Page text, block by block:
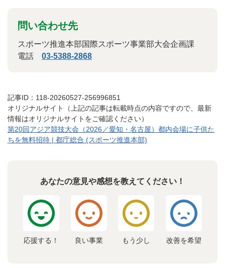
問い合わせ先
スポーツ推進本部国際スポーツ事業部大会企画課
電話 03-5388-2868
記事ID：118-20260527-256996851
オリジナルサイト（上記の記事は転載時点の内容ですので、最新
情報はオリジナルサイトをご確認ください）
第20回アジア競技大会（2026／愛知・名古屋）都内会場に子供た
ちを無料招待 | 都庁総合 (スポーツ推進本部)
あなたの意見や感想を教えてください！
応援する！ 良い事業 もう少し 改善を希望